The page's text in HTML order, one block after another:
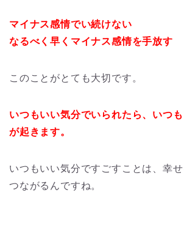
マイナス感情でい続けない
なるべく早くマイナス感情を手放す
このことがとても大切です。
いつもいい気分でいられたら、いつ
が起きます。
いつもいい気分ですごすことは、幸
つながるんですね。